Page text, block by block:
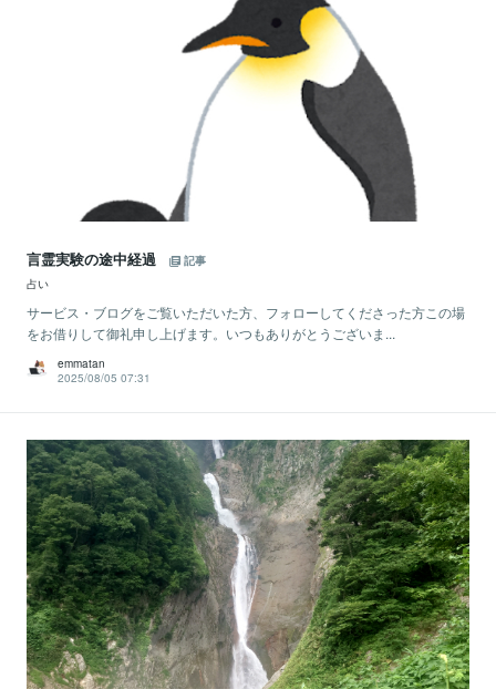
言霊実験の途中経過
記事
占い
サービス・ブログをご覧いただいた方、フォローしてくださった方この場
をお借りして御礼申し上げます。いつもありがとうございま...
emmatan
2025/08/05 07:31